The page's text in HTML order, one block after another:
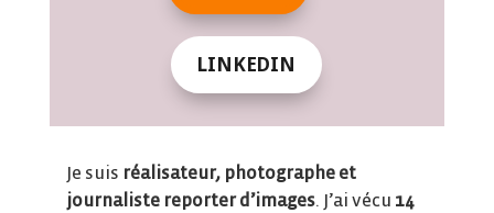
LINKEDIN
Je suis réalisateur, photographe et
journaliste reporter d’images. J’ai vécu 14